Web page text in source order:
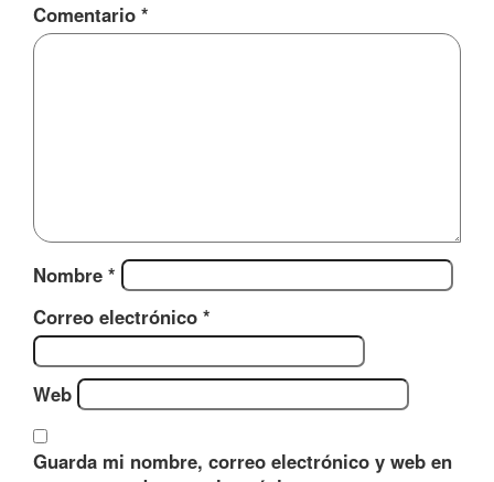
Comentario *
Nombre *
Correo electrónico *
Web
Guarda mi nombre, correo electrónico y web en